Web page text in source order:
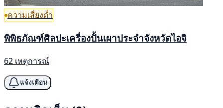
ความเสี่ยงต่ำ
พิพิธภัณฑ์ศิลปะเครื่องปั้นเผาประจำจังหวัดไอจิ
62 เหตุการณ์
แจ้งเตือน